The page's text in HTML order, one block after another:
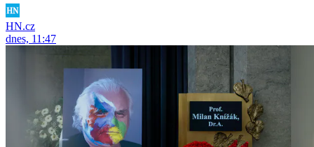
HN.cz
dnes, 11:47